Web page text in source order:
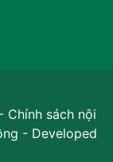
- Chính sách nội
- Developed